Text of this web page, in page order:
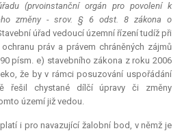
(prvoinstanční orgán pro povolení k
změny - srov. § 6 odst. 8 zákona o
úřad vedoucí územní řízení tudíž při
práv a právem chráněných zájmů
písm. e) stavebního zákona z roku 2006
že by v rámci posuzování uspořádání
řešil chystané dílčí úpravy či změny
území již vedou.
i pro navazující žalobní bod, v němž je